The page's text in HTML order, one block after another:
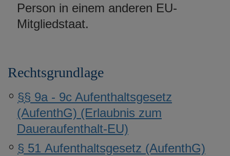
Person in einem anderen EU-
Mitgliedstaat.
Rechtsgrundlage
§§ 9a - 9c Aufenthaltsgesetz
(AufenthG) (Erlaubnis zum
Daueraufenthalt-EU)
§ 51 Aufenthaltsgesetz (AufenthG)